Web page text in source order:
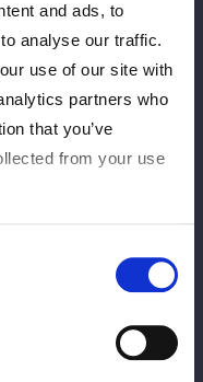
and ads, to
analyse our traffic.
use of our site with
partners who
that you’ve
from your use
発生しました事故やト
は一切の責任を負えませ
想されます。
、及びコインパーキン
schedule/202607